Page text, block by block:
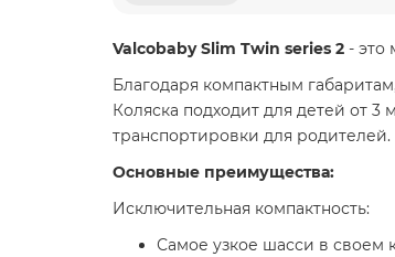
Valcobaby Slim Twin series 2 - это
Благодаря компактным
Коляска подходит для детей от
транспортировки для родителей.
Основные преимущества:
Исключительная компактность:
Самое узкое шасси в своем